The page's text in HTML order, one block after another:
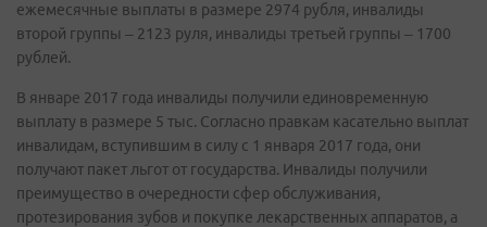
ежемесячные выплаты в размере 2974 рубля, инвалиды
второй группы – 2123 руля, инвалиды третьей группы – 1700
рублей.
В январе 2017 года инвалиды получили единовременную
выплату в размере 5 тыс. Согласно правкам касательно выплат
инвалидам, вступившим в силу с 1 января 2017 года, они
получают пакет льгот от государства. Инвалиды получили
преимущество в очередности сфер обслуживания,
протезирования зубов и покупке лекарственных аппаратов, а